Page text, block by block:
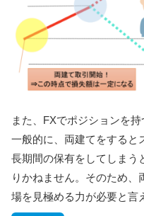
また、FXでポジションを
一般的に、両建てをすると
長期間の保有をしてしまう
りかねません。そのため
場を見極める力が必要と言